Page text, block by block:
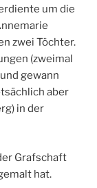
um die
zwei Töchter.
(zweimal
gewann
aber
in der
Grafschaft
hat.